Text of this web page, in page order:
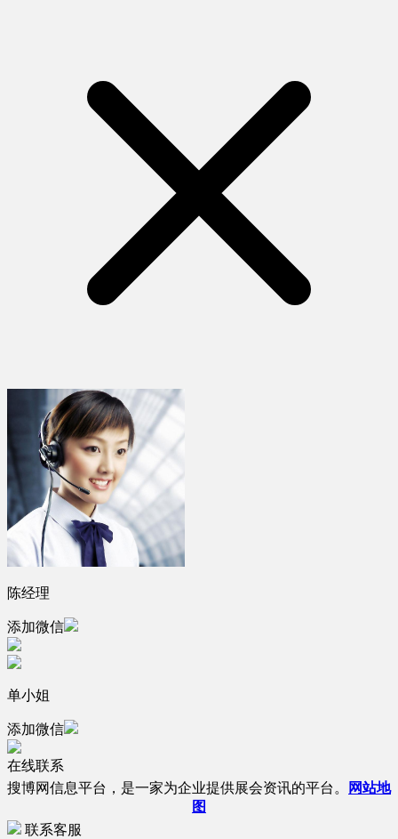
陈经理
添加微信
单小姐
添加微信
在线联系
搜博网信息平台，是一家为企业提供展会资讯的平台。
网站地
图
联系客服